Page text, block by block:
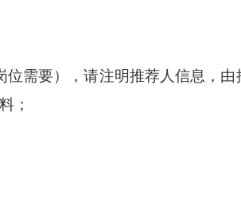
位需要），请注明推荐人信息，由
；
10-64807850